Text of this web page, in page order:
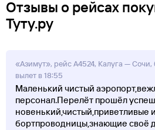
Отзывы о рейсах
Туту.ру
«Азимут», рейс A4524, Калуга — Сочи,
вылет в 18:55
Маленький чистый
персонал.Перелёт прошёл
новенький,чистый,приветливые
бортпроводницы,знающие своё